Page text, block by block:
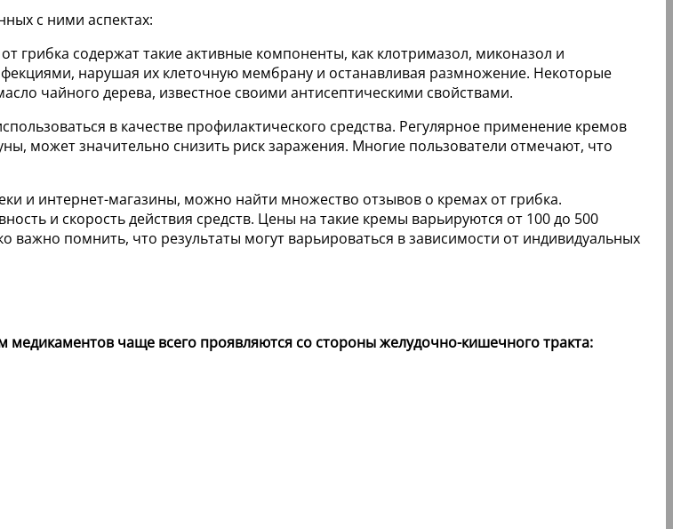
с ними аспектах:
грибка содержат такие активные компоненты, как клотримазол, миконазол и
нарушая их клеточную мембрану и останавливая размножение. Некоторые
чайного дерева, известное своими антисептическими свойствами.
в качестве профилактического средства. Регулярное применение кремов
может значительно снизить риск заражения. Многие пользователи отмечают, что
и интернет-магазины, можно найти множество отзывов о кремах от грибка.
и скорость действия средств. Цены на такие кремы варьируются от 100 до 500
помнить, что результаты могут варьироваться в зависимости от индивидуальных
чаще всего проявляются со стороны желудочно-кишечного тракта: